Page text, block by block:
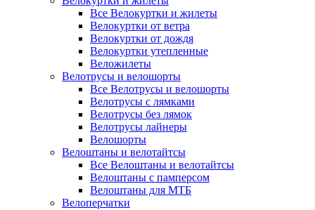
Все Велокуртки и жилеты
Велокуртки от ветра
Велокуртки от дождя
Велокуртки утепленные
Веложилеты
Велотрусы и велошорты
Все Велотрусы и велошорты
Велотрусы с лямками
Велотрусы без лямок
Велотрусы лайнеры
Велошорты
Велоштаны и велотайтсы
Все Велоштаны и велотайтсы
Велоштаны с памперсом
Велоштаны для МТБ
Велоперчатки